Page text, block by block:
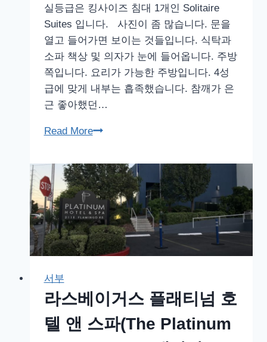
실등급은 킹사이즈 침대 1개인 Solitaire
Suites 입니다. 사진이 좀 많습니다. 문을
열고 들어가면 보이는 것들입니다. 식탁과
소파 책상 및 의자가 눈에 들어옵니다. 주방
쪽입니다. 요리가 가능한 주방입니다. 4성
급에 맞게 내부는 흡족했습니다. 참깨가 은
근 좋아했던…
Read More라
베
이
거
스
플
래
티
호
텔
앤
서부
라스베이거스 플래티넘 호
텔 앤 스파(The Platinum